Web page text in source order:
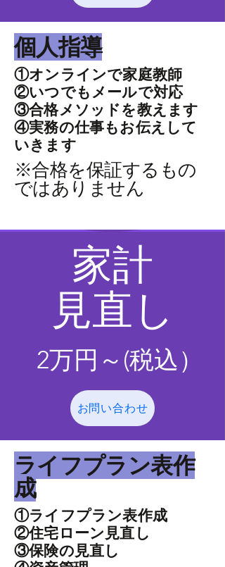
​個人指導
①オンラインで家庭教師
②いつでもメールで対応
③合格メソッドを教えます
​④実務の仕事もお伝えして
いきます
​※合格を保証するもの
ではありません
​家計
見直し
2万円～(​税込）
お問い合わせ
​ライフプラン表作
成
①ライフプラン表作成
②住宅ローン見直し
③保険の見直し